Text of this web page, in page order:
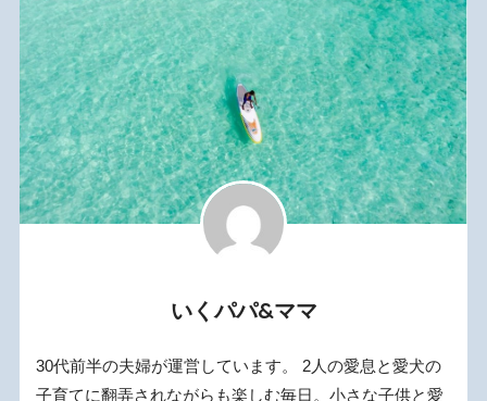
いくパパ&ママ
30代前半の夫婦が運営しています。 2人の愛息と愛犬の
子育てに翻弄されながらも楽しむ毎日。小さな子供と愛